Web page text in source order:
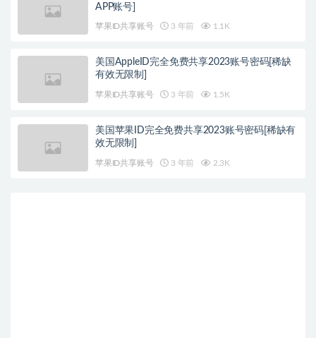
APP账号]
苹果ID共享账号 3 年前 1.1K
美国AppleID完全免费共享2023账号密码[稀缺
有效无限制]
苹果ID共享账号 3 年前 1.5K
美国苹果ID完全免费共享2023账号密码[稀缺有
效无限制]
苹果ID共享账号 3 年前 2.3K